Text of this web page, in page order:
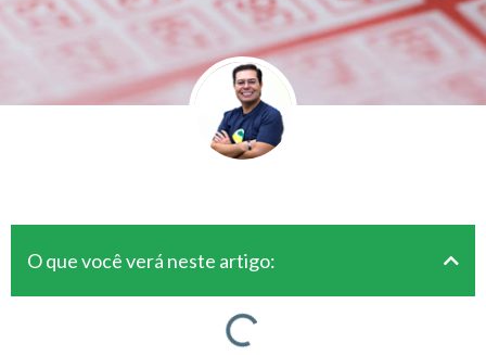
O que você verá neste artigo: